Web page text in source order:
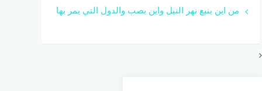
من اين ينبع نهر النيل واين يصب والدول التي يمر بها